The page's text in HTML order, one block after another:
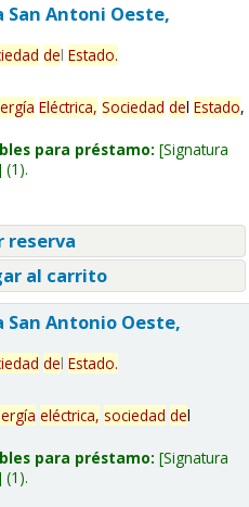
Antoni Oeste,
del Estado.
Eléctrica, Sociedad del Estado,
para préstamo: Signatura
(1).
reserva
al carrito
Antonio Oeste,
del Estado.
eléctrica, sociedad del
para préstamo: Signatura
(1).